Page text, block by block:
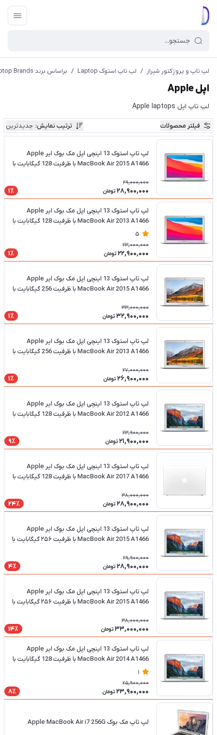
لپ تاپ و پروژکتور شیراز / لپ تاپ استوک Laptop / براساس برند Laptop Brands
اپل Apple
لپ تاپ اپل Apple laptops
فیلتر محصولات ترتیب نمایش: جدیدترین
لپ تاپ استوک 13 اینچی اپل مک بوک ایر Apple
MacBook Air 2015 A1466 با ظرفیت 128 گیگابایت با
29,000,000
28,900,000 تومان 1٪
لپ تاپ استوک 13 اینچی اپل مک بوک ایر Apple
MacBook Air 2013 A1466 با ظرفیت 128 گیگابایت با
پردازنده i5 و رم 4 گیگابایت
5
23,000,000
22,900,000 تومان 1٪
لپ تاپ استوک 13 اینچی اپل مک بوک ایر Apple
MacBook Air 2015 A1466 با ظرفیت 256 گیگابایت با
33,000,000
32,900,000 تومان 1٪
لپ تاپ استوک 13 اینچی اپل مک بوک ایر Apple
MacBook Air 2013 A1466 با ظرفیت 256 گیگابایت با
27,000,000
26,900,000 تومان 1٪
لپ تاپ استوک 13 اینچی اپل مک بوک ایر Apple
MacBook Air 2012 A1466 با ظرفیت 128 گیگابایت با
23,900,000
21,900,000 تومان 9٪
لپ تاپ استوک 13 اینچی اپل مک بوک ایر Apple
MacBook Air 2017 A1466 با ظرفیت 128 گیگابایت با
38,000,000
28,900,000 تومان 24٪
لپ تاپ استوک 13 اینچی اپل مک بوک ایر Apple
MacBook Air 2015 A1466 با ظرفیت ۲۵۶ گیگابایت با
29,900,000
28,900,000 تومان 4٪
لپ تاپ استوک 13 اینچی اپل مک بوک ایر Apple
MacBook Air 2015 A1466 با ظرفیت ۲۵۶ گیگابایت با
38,000,000
33,000,000 تومان 14٪
لپ تاپ استوک 13 اینچی اپل مک بوک ایر Apple
MacBook Air 2014 A1466 با ظرفیت 128 گیگابایت با
پردازنده i5 و رم 4 گیگابایت
1
25,900,000
23,900,000 تومان 8٪
لپ تاپ مک بوک Apple MacBook Air i7 256G